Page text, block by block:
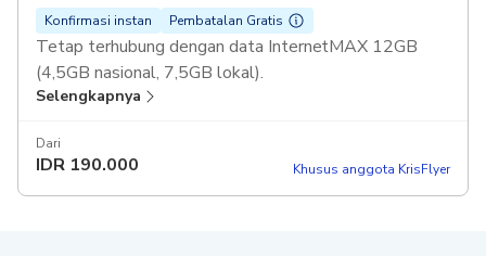
Konfirmasi instan Pembatalan Gratis
Tetap terhubung dengan data InternetMAX 12GB
(4,5GB nasional, 7,5GB lokal).
Selengkapnya
Dari
IDR 190.000 Khusus anggota KrisFlyer